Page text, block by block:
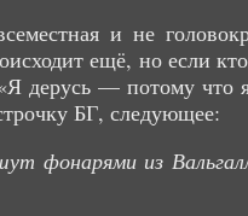
и не
ещё, но если
дерусь — потому
БГ, следующее:
фонарями из